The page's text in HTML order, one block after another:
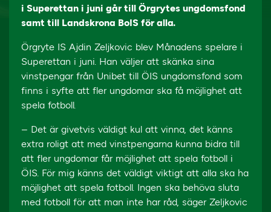
i Superettan i juni går till Örgrytes ungdomsfond
samt till Landskrona BoIS för alla.
Örgryte IS Ajdin Zeljkovic blev Månadens spelare i
Superettan i juni. Han väljer att skänka sina
vinstpengar från Unibet till ÖIS ungdomsfond som
finns i syfte att fler ungdomar ska få möjlighet att
spela fotboll.
– Det är givetvis väldigt kul att vinna, det känns
extra roligt att med vinstpengarna kunna bidra till
att fler ungdomar får möjlighet att spela fotboll i
ÖIS. För mig känns det väldigt viktigt att alla ska ha
möjlighet att spela fotboll. Ingen ska behöva sluta
med fotboll för att man inte har råd, säger Zeljkovic